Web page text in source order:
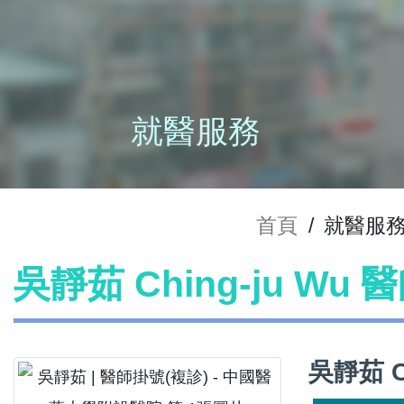
就醫服務
首頁 / 就醫服
吳靜茹 Ching-ju Wu
吳靜茹